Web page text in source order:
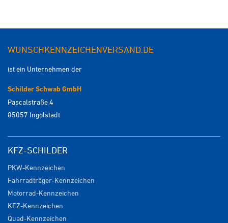
WUNSCHKENNZEICHENVERSAND.DE
ist ein Unternehmen der
Schilder Schwab GmbH
Pascalstraße 4
85057 Ingolstadt
KFZ-SCHILDER
PKW-Kennzeichen
Fahrradträger-Kennzeichen
Motorrad-Kennzeichen
KFZ-Kennzeichen
Quad-Kennzeichen